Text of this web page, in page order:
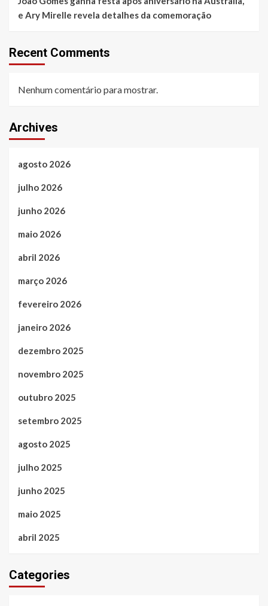
e Ary Mirelle revela detalhes da comemoração
Recent Comments
Nenhum comentário para mostrar.
Archives
agosto 2026
julho 2026
junho 2026
maio 2026
abril 2026
março 2026
fevereiro 2026
janeiro 2026
dezembro 2025
novembro 2025
outubro 2025
setembro 2025
agosto 2025
julho 2025
junho 2025
maio 2025
abril 2025
Categories